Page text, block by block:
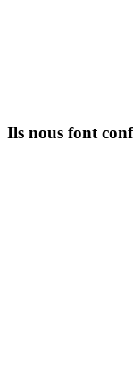
Ils nous font